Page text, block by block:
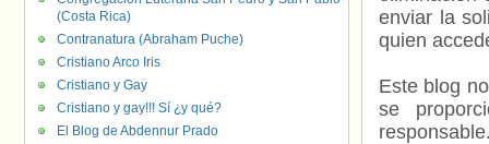
enviar la
quien
Este blog
se
(Costa Rica)
Contranatura (Abraham Puche)
Cristiano Arco Iris
Cristiano y Gay
Cristiano y gay!!! Sí ¿y qué?
El Blog de Abdennur Prado